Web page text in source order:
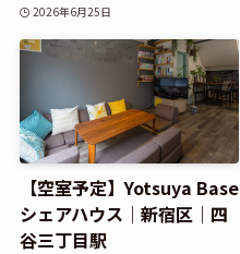
2026年6月25日
【空室予定】Yotsuya Base
シェアハウス｜新宿区｜四
谷三丁目駅